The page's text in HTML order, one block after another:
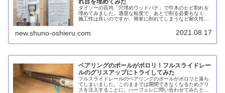
ダイソーの百均「穴埋めウッドパテ」で巾木のヒビ割れを
埋めてみました。適度な粘度で、あとで削る必要もなく、
施工性は良いのですが、簡単に削れてしまうなど耐久性は
new.shuno-oshieru.com 2021.08.17
ベアリングのボールがポロリ！フルスライドレー
ルのグリスアップにトライしてみた
フルスライドレールのベアリングのボールがポロリと落ち
てしまいました。このままでは開閉できなくなるためグリ
スを注入することに。ハーフェレに問い合わせてみたとこ